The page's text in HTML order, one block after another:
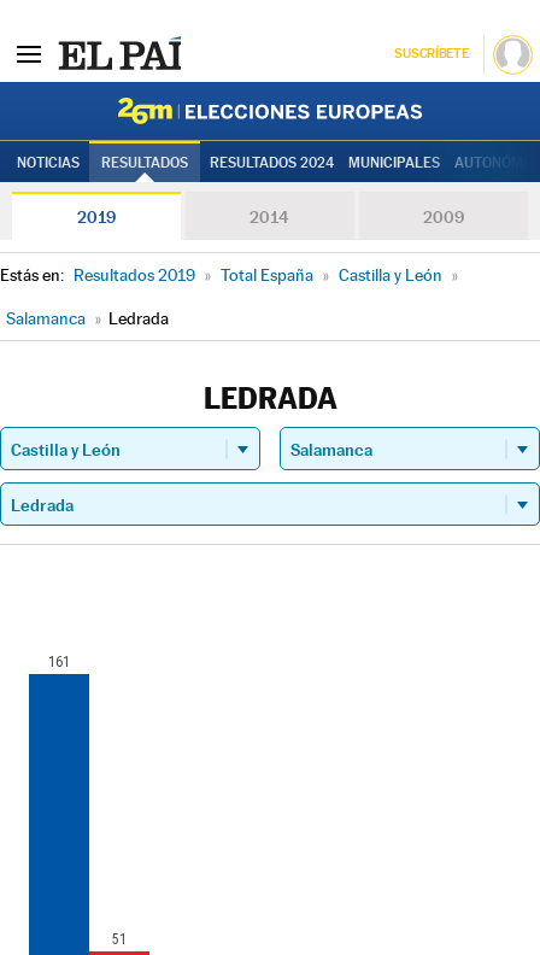
SUSCRÍBETE
NOTICIAS RESULTADOS RESULTADOS 2024 MUNICIPALES
2019 2014 2009
Estás en: Resultados 2019 » Total España » Castilla y León »
Salamanca » Ledrada
LEDRADA
161
51